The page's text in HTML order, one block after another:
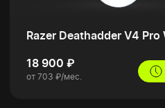
Razer Deathadder V4 Pro
18 900 ₽
от 703 ₽/мес.